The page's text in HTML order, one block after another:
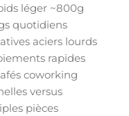
léger ~800g
quotidiens
aciers lourds
rapides
coworking
versus
pièces